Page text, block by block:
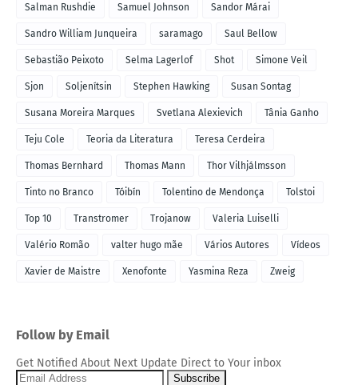
Salman Rushdie Samuel Johnson Sandor Márai
Sandro William Junqueira saramago Saul Bellow
Sebastião Peixoto Selma Lagerlof Shot Simone Veil
Sjon Soljenítsin Stephen Hawking Susan Sontag
Susana Moreira Marques Svetlana Alexievich Tânia Ganho
Teju Cole Teoria da Literatura Teresa Cerdeira
Thomas Bernhard Thomas Mann Thor Vilhjálmsson
Tinto no Branco Tóibín Tolentino de Mendonça Tolstoi
Top 10 Transtromer Trojanow Valeria Luiselli
Valério Romão valter hugo mãe Vários Autores Vídeos
Xavier de Maistre Xenofonte Yasmina Reza Zweig
Follow by Email
Get Notified About Next Update Direct to Your inbox